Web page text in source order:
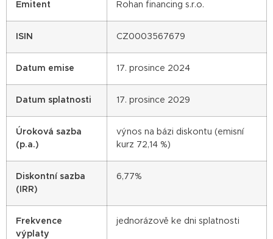
Emitent Rohan financing s.r.o.
ISIN CZ0003567679
Datum emise 17. prosince 2024
Datum splatnosti 17. prosince 2029
Úroková sazba
(p.a.)
výnos na bázi diskontu (emisní
kurz 72,14 %)
Diskontní sazba
(IRR)
6,77%
Frekvence
výplaty
jednorázově ke dni splatnosti